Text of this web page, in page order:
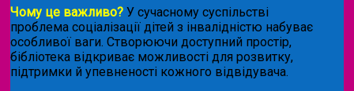
Чому це важливо? У сучасному суспільстві
проблема соціалізації дітей з інвалідністю набуває
особливої ваги. Створюючи доступний простір,
бібліотека відкриває можливості для розвитку,
підтримки й упевненості кожного відвідувача.